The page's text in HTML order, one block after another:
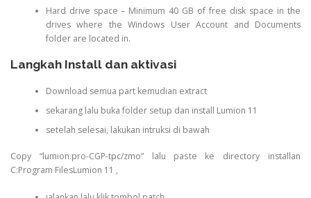
Hard drive space – Minimum 40 GB of free disk space in the
drives where the Windows User Account and Documents
folder are located in.
Langkah Install dan aktivasi
Download semua part kemudian extract
sekarang lalu buka folder setup dan install Lumion 11
setelah selesai, lakukan intruksi di bawah
Copy “lumion.pro-CGP-tpc/zmo” lalu paste ke directory installan
C:Program FilesLumion 11 ,